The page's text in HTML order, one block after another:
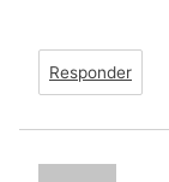
Responder